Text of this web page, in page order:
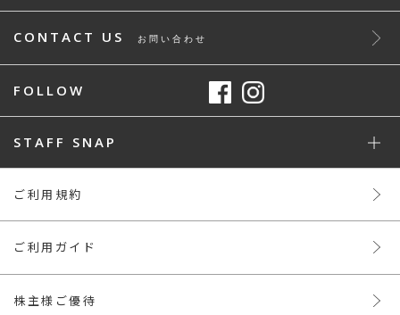
CONTACT US お問い合わせ
FOLLOW
STAFF SNAP
ご利用規約
ご利用ガイド
株主様ご優待